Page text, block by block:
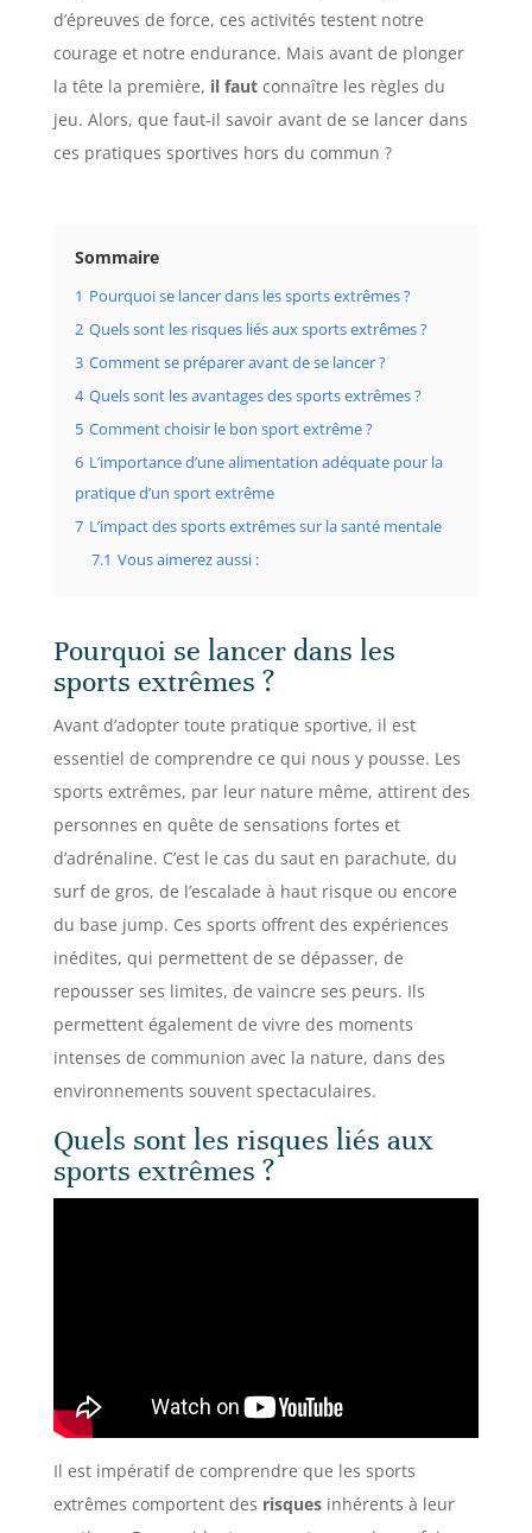
d’épreuves de force, ces activités testent notre
courage et notre endurance. Mais avant de plonger
la tête la première, il fautconnaître les règles du
jeu. Alors, que faut-il savoir avant de se lancer dans
ces pratiques sportives hors du commun ?
Sommaire
1 Pourquoi se lancer dans les sports extrêmes ?
2 Quels sont les risques liés aux sports extrêmes ?
3 Comment se préparer avant de se lancer ?
4 Quels sont les avantages des sports extrêmes ?
5 Comment choisir le bon sport extrême ?
6 L’importance d’une alimentation adéquate pour la
pratique d’un sport extrême
7 L’impact des sports extrêmes sur la santé mentale
7.1 Vous aimerez aussi :
Pourquoi se lancer dans les
sports extrêmes ?
Avant d’adopter toute pratique sportive, il est
essentiel de comprendre ce qui nous y pousse. Les
sports extrêmes, par leur nature même, attirent des
personnes en quête de sensations fortes et
d’adrénaline. C’est le cas du saut en parachute, du
surf de gros, de l’escalade à haut risque ou encore
du base jump. Ces sports offrent des expériences
inédites, qui permettent de se dépasser, de
repousser ses limites, de vaincre ses peurs. Ils
permettent également de vivre des moments
intenses de communion avec la nature, dans des
environnements souvent spectaculaires.
Quels sont les risques liés aux
sports extrêmes ?
Il est impératif de comprendre que les sports
extrêmes comportent des risquesinhérents à leur